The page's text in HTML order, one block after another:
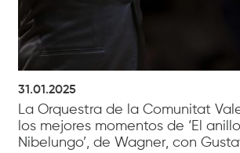
31.01.2025
La Orquestra de la Comunitat
los mejores momentos de ‘El
Nibelungo’, de Wagner, con